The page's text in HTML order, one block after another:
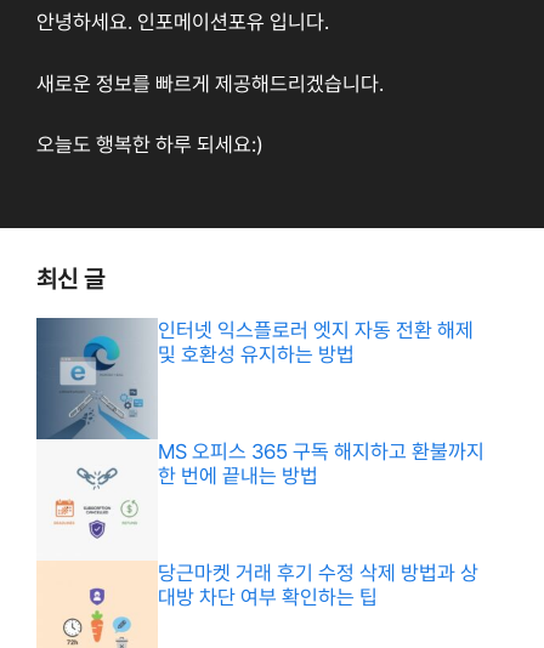
안녕하세요. 인포메이션포유 입니다.
새로운 정보를 빠르게 제공해드리겠습니다.
오늘도 행복한 하루 되세요:)
최신 글
인터넷 익스플로러 엣지 자동 전환 해제
및 호환성 유지하는 방법
MS 오피스 365 구독 해지하고 환불까지
한 번에 끝내는 방법
당근마켓 거래 후기 수정 삭제 방법과 상
대방 차단 여부 확인하는 팁